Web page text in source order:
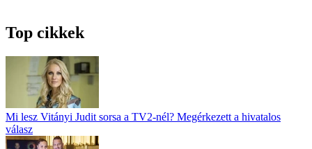
Top cikkek
Mi lesz Vitányi Judit sorsa a TV2-nél? Megérkezett a hivatalos
válasz